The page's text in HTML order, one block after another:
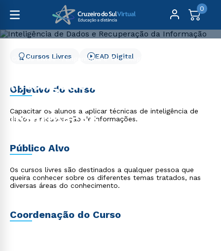
0
Cursos Livres
Engenharia e Tecnologia
Inteligência de Dados e
Recuperação da
Informação
Cursos Livres EAD Digital
Objetivo do curso
Capacitar os alunos a aplicar técnicas de inteligência de
dados e recuperação de informações.
Público Alvo
Os cursos livres são destinados a qualquer pessoa que
queira conhecer sobre os diferentes temas tratados, nas
diversas áreas do conhecimento.
Coordenação do Curso